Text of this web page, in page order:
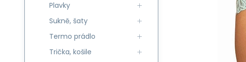
Plavky
Sukně, šaty
Termo prádlo
Trička, košile